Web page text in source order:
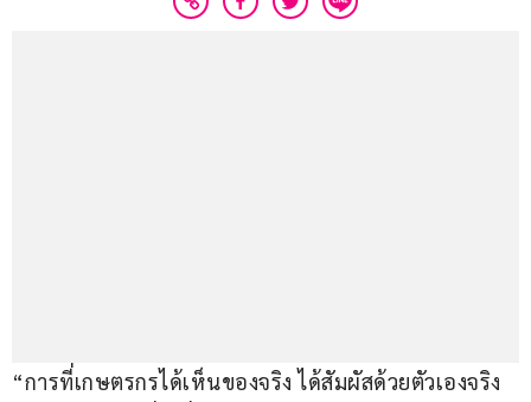
“การที่เกษตรกรได้เห็นของจริง ได้สัมผัสด้วยตัวเองจริง